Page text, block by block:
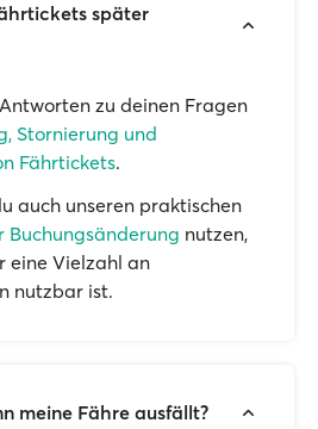
später
zu deinen Fragen
Stornierung und
Fährtickets.
auch unseren praktischen
Buchungsänderung nutzen,
eine Vielzahl an
nutzbar ist.
meine Fähre ausfällt?